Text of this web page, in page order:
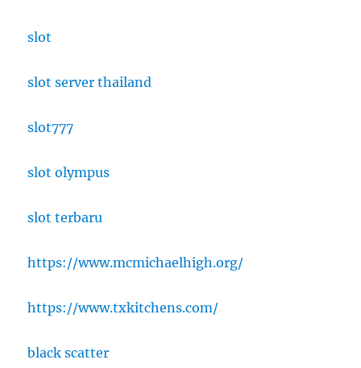
slot
slot server thailand
slot777
slot olympus
slot terbaru
https://www.mcmichaelhigh.org/
https://www.txkitchens.com/
black scatter